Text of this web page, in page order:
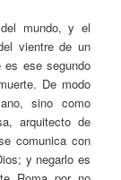
mundo, y el
vientre de un
es ese segundo
De modo
sino como
arquitecto de
comunica con
y negarlo es